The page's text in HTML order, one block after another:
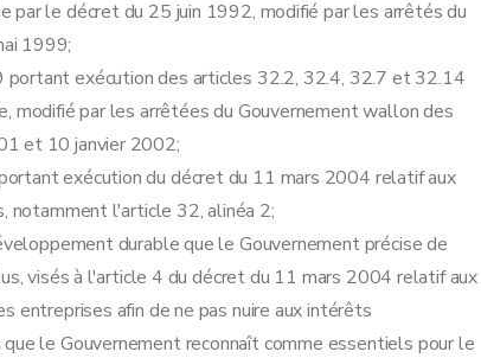
le décret du 25 juin 1992, modifié par les arrêtés du
1999;
exécution des articles 32.2, 32.4, 32.7 et 32.14
modifié par les arrêtées du Gouvernement wallon des
et 10 janvier 2002;
exécution du décret du 11 mars 2004 relatif aux
notamment l'article 32, alinéa 2;
durable que le Gouvernement précise de
visés à l'article 4 du décret du 11 mars 2004 relatif aux
entreprises afin de ne pas nuire aux intérêts
le Gouvernement reconnaît comme essentiels pour le